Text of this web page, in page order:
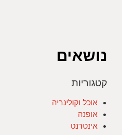
נושאים
קטגוריות
אוכל וקולינריה
אופנה
אינטרנט